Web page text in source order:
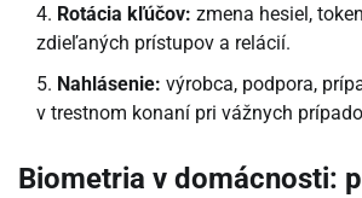
Rotácia kľúčov: zmena hesiel,
zdieľaných prístupov a relácií.
Nahlásenie: výrobca, podpora,
v trestnom konaní pri vážnych
Biometria v domácnosti: